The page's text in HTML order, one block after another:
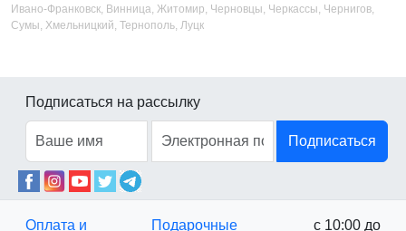
Ивано-Франковск, Винница, Житомир, Черновцы, Черкассы, Чернигов,
Сумы, Хмельницкий, Тернополь, Луцк
Подписаться на рассылку
Подписаться
Оплата и Подарочные с 10:00 до